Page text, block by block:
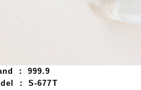
： 999.9
： S-677T